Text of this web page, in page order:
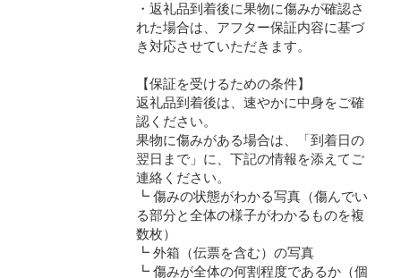
・返礼品到着後に果物に傷みが確認さ
れた場合は、アフター保証内容に基づ
き対応させていただきます。
【保証を受けるための条件】
返礼品到着後は、速やかに中身をご確
認ください。
果物に傷みがある場合は、「到着日の
翌日まで」に、下記の情報を添えてご
連絡ください。
┗ 傷みの状態がわかる写真（傷んでい
る部分と全体の様子がわかるものを複
数枚）
┗ 外箱（伝票を含む）の写真
┗ 傷みが全体の何割程度であるか（個